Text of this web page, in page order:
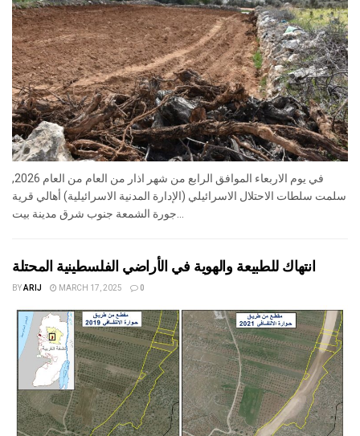
في يوم الاربعاء الموافق الرابع من شهر اذار من العام من العام 2026,
سلمت سلطات الاحتلال الاسرائيلي (الإدارة المدنية الاسرائيلية) أهالي قرية
انتهاك للطبيعة والهوية في الأراضي الفلسطينية المحتلة
BYARIJ MARCH 17, 2025 0